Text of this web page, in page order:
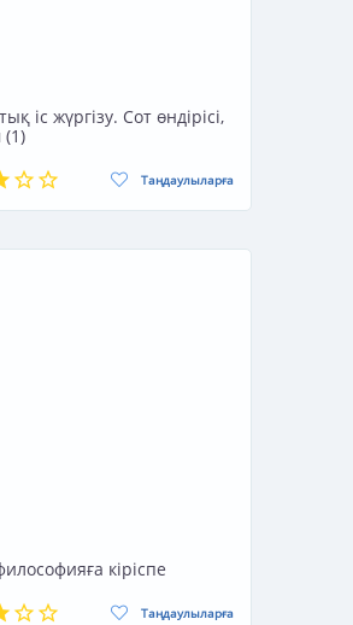
іс жүргізу. Сот өндірісі,
(1)
Таңдаулыларға
кіріспе
Таңдаулыларға